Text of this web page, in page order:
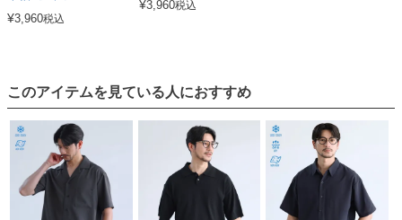
¥3,960税込
¥3,960税込
このアイテムを見ている人におすすめ